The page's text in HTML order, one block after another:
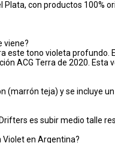
con productos 100%
viene?
este tono violeta
ACG Terra de 2020.
(marrón teja) y se incluye
es subir medio talle
Violet en Argentina?